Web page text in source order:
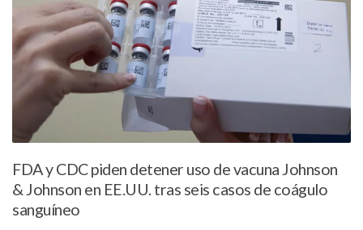
FDA y CDC piden detener uso de vacuna Johnson
& Johnson en EE.UU. tras seis casos de coágulo
sanguíneo